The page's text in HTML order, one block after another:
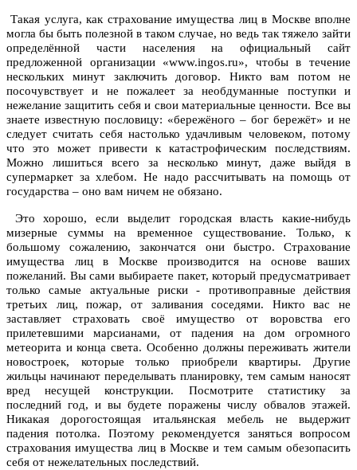
Такая услуга, как страхование имущества лиц в Москве вполне
могла бы быть полезной в таком случае, но ведь так тяжело зайти
определённой части населения на официальный сайт
предложенной организации «www.ingos.ru», чтобы в течение
нескольких минут заключить договор. Никто вам потом не
посочувствует и не пожалеет за необдуманные поступки и
нежелание защитить себя и свои материальные ценности. Все вы
знаете известную пословицу: «бережёного – бог бережёт» и не
следует считать себя настолько удачливым человеком, потому
что это может привести к катастрофическим последствиям.
Можно лишиться всего за несколько минут, даже выйдя в
супермаркет за хлебом. Не надо рассчитывать на помощь от
государства – оно вам ничем не обязано.
Это хорошо, если выделит городская власть какие-нибудь
мизерные суммы на временное существование. Только, к
большому сожалению, закончатся они быстро. Страхование
имущества лиц в Москве производится на основе ваших
пожеланий. Вы сами выбираете пакет, который предусматривает
только самые актуальные риски - противоправные действия
третьих лиц, пожар, от заливания соседями. Никто вас не
заставляет страховать своё имущество от воровства его
прилетевшими марсианами, от падения на дом огромного
метеорита и конца света. Особенно должны переживать жители
новостроек, которые только приобрели квартиры. Другие
жильцы начинают переделывать планировку, тем самым наносят
вред несущей конструкции. Посмотрите статистику за
последний год, и вы будете поражены числу обвалов этажей.
Никакая дорогостоящая итальянская мебель не выдержит
падения потолка. Поэтому рекомендуется заняться вопросом
страхования имущества лиц в Москве и тем самым обезопасить
себя от нежелательных последствий.